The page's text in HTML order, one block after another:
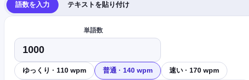
語数を入力 テキストを貼り付け
単語数
ゆっくり · 110 wpm 普通 · 140 wpm 速い · 170 wpm